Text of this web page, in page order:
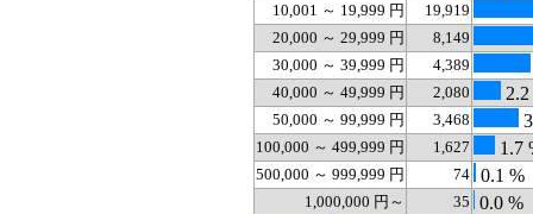
10,001 ～ 19,999 円
19,919
20,000 ～ 29,999 円
8,149
30,000 ～ 39,999 円
4,389
40,000 ～ 49,999 円 2,080
50,000 ～ 99,999 円 3,468
100,000 ～ 499,999 円 1,627 1.7
500,000 ～ 999,999 円 74 0.1 %
1,000,000 円～ 35 0.0 %